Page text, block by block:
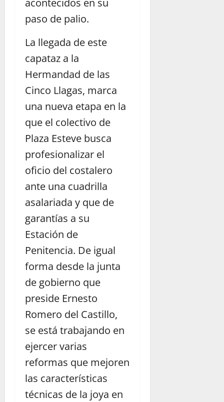
acontecidos en su
paso de palio.
La llegada de este
capataz a la
Hermandad de las
Cinco Llagas, marca
una nueva etapa en la
que el colectivo de
Plaza Esteve busca
profesionalizar el
oficio del costalero
ante una cuadrilla
asalariada y que de
garantías a su
Estación de
Penitencia. De igual
forma desde la junta
de gobierno que
preside Ernesto
Romero del Castillo,
se está trabajando en
ejercer varias
reformas que mejoren
las características
técnicas de la joya en